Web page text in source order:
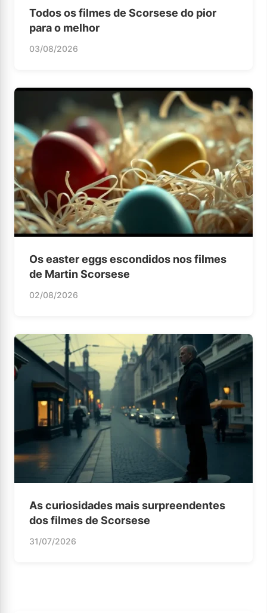
Todos os filmes de Scorsese do pior
para o melhor
03/08/2026
Os easter eggs escondidos nos filmes
de Martin Scorsese
02/08/2026
As curiosidades mais surpreendentes
dos filmes de Scorsese
31/07/2026